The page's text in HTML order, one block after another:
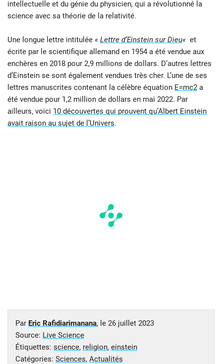
intellectuelle et du génie du physicien, qui a révolutionné la
science avec sa théorie de la relativité.
Une longue lettre intitulée « Lettre d’Einstein sur Dieu« et
écrite par le scientifique allemand en 1954 a été vendue aux
enchères en 2018 pour 2,9 millions de dollars. D’autres lettres
d’Einstein se sont également vendues très cher. L’une de ses
lettres manuscrites contenant la célèbre équation E=mc2 a
été vendue pour 1,2 million de dollars en mai 2022. Par
ailleurs, voici 10 découvertes qui prouvent qu’Albert Einstein
avait raison au sujet de l’Univers.
Par Eric Rafidiarimanana, le 26 juillet 2023
Source: Live Science
Étiquettes: science, religion, einstein
Catégories: Sciences, Actualités